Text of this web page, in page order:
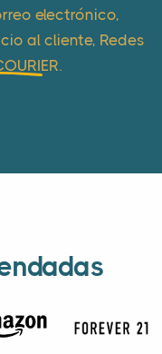
electrónico,
al cliente, Redes
.